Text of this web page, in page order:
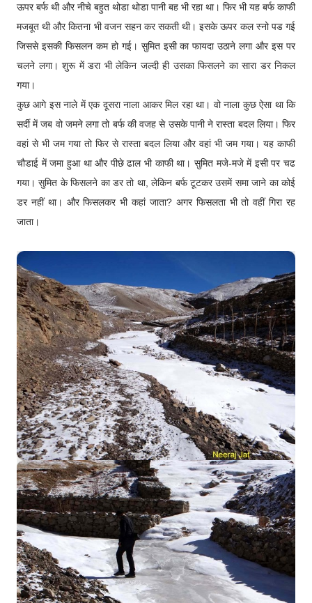
ऊपर बर्फ थी और नीचे बहुत थोडा थोडा पानी बह भी रहा था। फिर भी यह बर्फ काफी
मजबूत थी और कितना भी वजन सहन कर सकती थी। इसके ऊपर कल स्नो पड गई
जिससे इसकी फिसलन कम हो गई। सुमित इसी का फायदा उठाने लगा और इस पर
चलने लगा। शुरू में डरा भी लेकिन जल्दी ही उसका फिसलने का सारा डर निकल
गया।
कुछ आगे इस नाले में एक दूसरा नाला आकर मिल रहा था। वो नाला कुछ ऐसा था कि
सर्दी में जब वो जमने लगा तो बर्फ की वजह से उसके पानी ने रास्ता बदल लिया। फिर
वहां से भी जम गया तो फिर से रास्ता बदल लिया और वहां भी जम गया। यह काफी
चौडाई में जमा हुआ था और पीछे ढाल भी काफी था। सुमित मजे-मजे में इसी पर चढ
गया। सुमित के फिसलने का डर तो था, लेकिन बर्फ टूटकर उसमें समा जाने का कोई
डर नहीं था। और फिसलकर भी कहां जाता? अगर फिसलता भी तो वहीं गिरा रह
जाता।